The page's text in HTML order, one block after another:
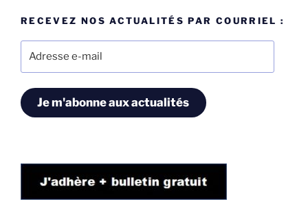
RECEVEZ NOS ACTUALITÉS PAR COURRIEL :
Je m'abonne aux actualités